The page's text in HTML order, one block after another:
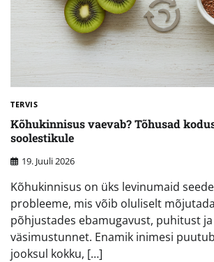
TERVIS
Kõhukinnisus vaevab? Tõhusad
soolestikule
19. Juuli 2026
Kõhukinnisus on üks levinumaid
probleeme, mis võib oluliselt
põhjustades ebamugavust, puhitust
väsimustunnet. Enamik inimesi
jooksul kokku, […]